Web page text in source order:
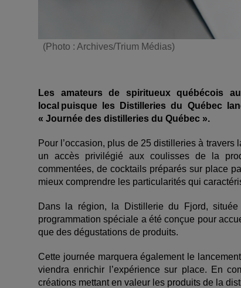
(Photo : Archives/Trium Médias)
Les amateurs de spiritueux québécois
local puisque les Distilleries du Québec
« Journée des distilleries du Québec ».
Pour l’occasion, plus de 25 distilleries à
un accès privilégié aux coulisses de la
commentées, de cocktails préparés sur place
mieux comprendre les particularités qui
Dans la région, la Distillerie du Fjord,
programmation spéciale a été conçue pour
que des dégustations de produits.
Cette journée marquera également le
viendra enrichir l’expérience sur place. En
créations mettant en valeur les produits de la